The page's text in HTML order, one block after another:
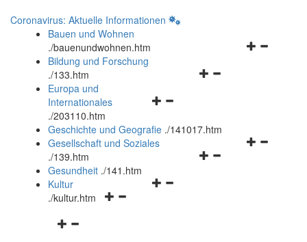
Coronavirus: Aktuelle Informationen
Bauen und Wohnen
./bauenundwohnen.htm
Navigationsmenü
Bildung und Forschung
./133.htm
Navigationsmenü
und
schließen
Europa und
Internationales
./203110.htm
Geschichte und Geografie ./141017.htm
Navigationsmenü
Gesellschaft und Soziales
./139.htm
Navigationsmenü
Gesundheit ./141.htm
Navigationsmenü
Kultur
./kultur.htm
Navigationsmenü